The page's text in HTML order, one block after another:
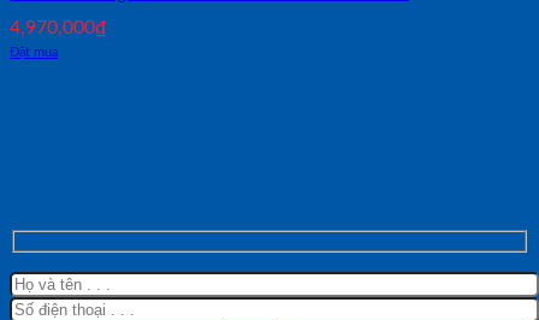
4,970,000₫
Đặt mua